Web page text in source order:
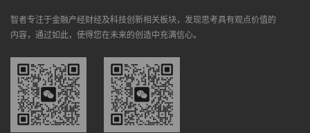
智者专注于金融产经财经及科技创新相关板块，发现思考具有观点价值的
内容，通过如此，使得您在未来的创造中充满信心。